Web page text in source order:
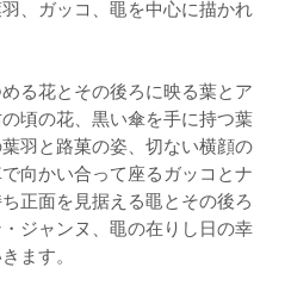
、ガッコ、黽を中心に描かれ
る花とその後ろに映る葉とア
頃の花、黒い傘を手に持つ葉
羽と路菓の姿、切ない横顔の
向かい合って座るガッコとナ
正面を見据える黽とその後ろ
ジャンヌ、黽の在りし日の幸
ます。